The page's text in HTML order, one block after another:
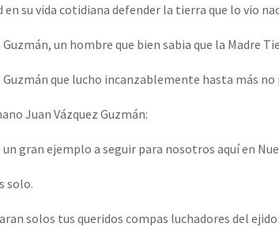
su vida cotidiana defender la tierra que lo vio
Guzmán, un hombre que bien sabia que la Madre
Guzmán que lucho incanzablemente hasta más no
Juan Vázquez Guzmán:
un gran ejemplo a seguir para nosotros aquí en
solo.
solos tus queridos compas luchadores del ejido